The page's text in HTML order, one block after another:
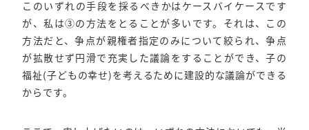
このいずれの手段を採るべきかはケースバイケースです
が、私は③の方法をとることが多いです。それは、この
方法だと、争点が親権者指定のみについて絞られ、争点
が拡散せず円滑で充実した議論をすることができ、子の
福祉(子どもの幸せ)を考えるために建設的な議論ができる
からです。